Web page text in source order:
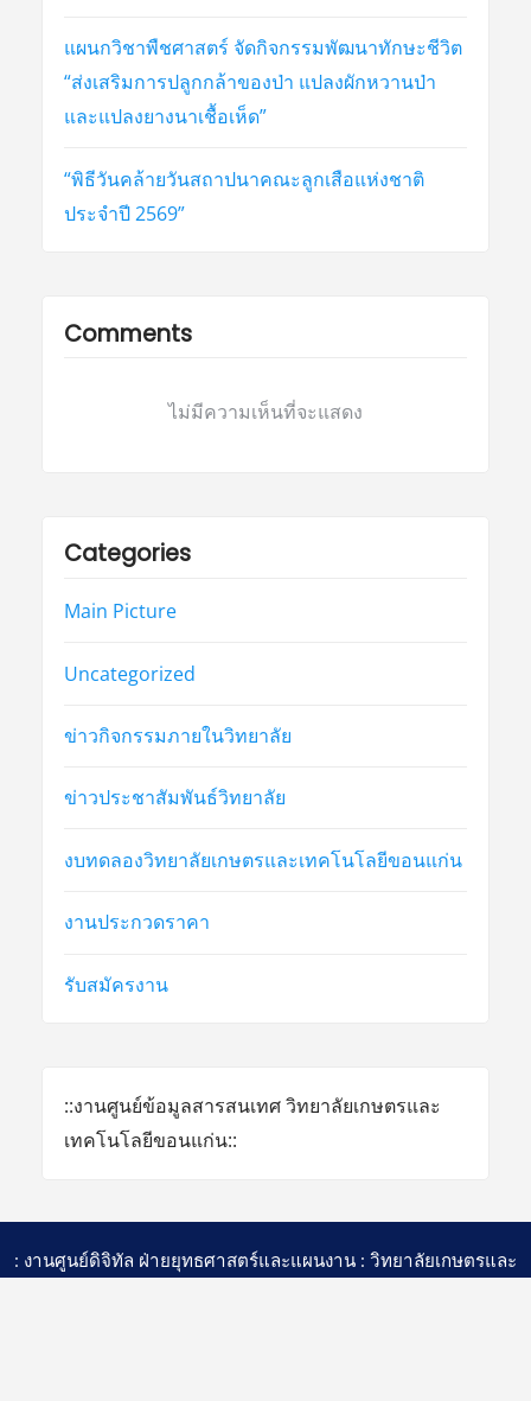
แผนกวิชาพืชศาสตร์ จัดกิจกรรมพัฒนาทักษะชีวิต
“ส่งเสริมการปลูกกล้าของป่า แปลงผักหวานป่า
และแปลงยางนาเชื้อเห็ด”
“พิธีวันคล้ายวันสถาปนาคณะลูกเสือแห่งชาติ
ประจำปี 2569”
Comments
ไม่มีความเห็นที่จะแสดง
Categories
Main Picture
Uncategorized
ข่าวกิจกรรมภายในวิทยาลัย
ข่าวประชาสัมพันธ์วิทยาลัย
งบทดลองวิทยาลัยเกษตรและเทคโนโลยีขอนแก่น
งานประกวดราคา
รับสมัครงาน
::งานศูนย์ข้อมูลสารสนเทศ วิทยาลัยเกษตรและ
เทคโนโลยีขอนแก่น::
: งานศูนย์ดิจิทัล ฝ่ายยุทธศาสตร์และแผนงาน : วิทยาลัยเกษตรและ